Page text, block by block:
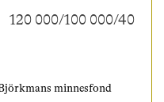
120 000/100 000/40
minnesfond